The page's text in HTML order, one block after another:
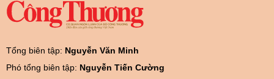
Tổng biên tập: Nguyễn Văn Minh
Phó tổng biên tập: Nguyễn Tiến Cường